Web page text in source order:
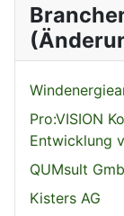
Pro:VISION
Entwicklung
QUMsult
Kisters AG